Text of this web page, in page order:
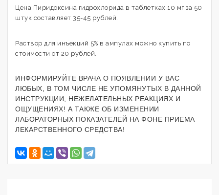
Цена Пиридоксина гидрохлорида в таблетках 10 мг за 50
штук составляет 35-45 рублей.
Раствор для инъекций 5% в ампулах можно купить по
стоимости от 20 рублей.
ИНФОРМИРУЙТЕ ВРАЧА О ПОЯВЛЕНИИ У ВАС
ЛЮБЫХ, В ТОМ ЧИСЛЕ НЕ УПОМЯНУТЫХ В ДАННОЙ
ИНСТРУКЦИИ, НЕЖЕЛАТЕЛЬНЫХ РЕАКЦИЯХ И
ОЩУЩЕНИЯХ! А ТАКЖЕ ОБ ИЗМЕНЕНИИ
ЛАБОРАТОРНЫХ ПОКАЗАТЕЛЕЙ НА ФОНЕ ПРИЕМА
ЛЕКАРСТВЕННОГО СРЕДСТВА!